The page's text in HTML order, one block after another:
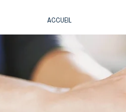
ACCUEIL